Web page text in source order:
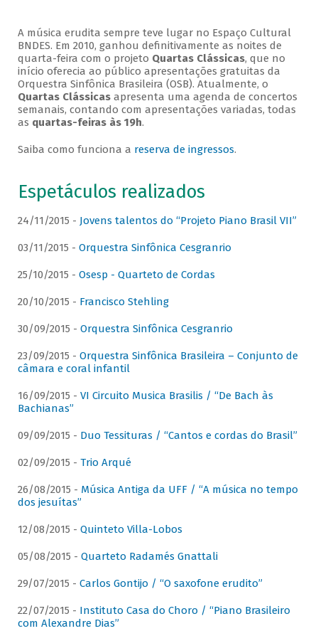
A música erudita sempre teve lugar no Espaço Cultural
BNDES. Em 2010, ganhou definitivamente as noites de
quarta-feira com o projeto Quartas Clássicas, que no
início oferecia ao público apresentações gratuitas da
Orquestra Sinfônica Brasileira (OSB). Atualmente, o
Quartas Clássicasapresenta uma agenda de concertos
semanais, contando com apresentações variadas, todas
as quartas-feiras às 19h.
Saiba como funciona a reserva de ingressos.
Espetáculos realizados
24/11/2015 - Jovens talentos do “Projeto Piano Brasil VII”
03/11/2015 - Orquestra Sinfônica Cesgranrio
25/10/2015 - Osesp - Quarteto de Cordas
20/10/2015 - Francisco Stehling
30/09/2015 - Orquestra Sinfônica Cesgranrio
23/09/2015 - Orquestra Sinfônica Brasileira – Conjunto de
câmara e coral infantil
16/09/2015 - VI Circuito Musica Brasilis / “De Bach às
Bachianas”
09/09/2015 - Duo Tessituras / “Cantos e cordas do Brasil”
02/09/2015 - Trio Arqué
26/08/2015 - Música Antiga da UFF / “A música no tempo
dos jesuítas”
12/08/2015 - Quinteto Villa-Lobos
05/08/2015 - Quarteto Radamés Gnattali
29/07/2015 - Carlos Gontijo / “O saxofone erudito”
22/07/2015 - Instituto Casa do Choro / “Piano Brasileiro
com Alexandre Dias”